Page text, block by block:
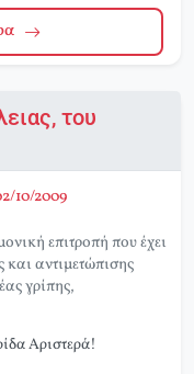
του
10/2009
επιτροπή που έχει
και αντιμετώπισης
γρίπης,
Αριστερά!